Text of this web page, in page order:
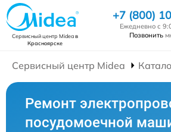
Сервисный центр Mideaв
Красноярске
+7 (800)
Ежедневно с
Позвонить
Сервисный центр Midea
Ремонт
посудомоечной